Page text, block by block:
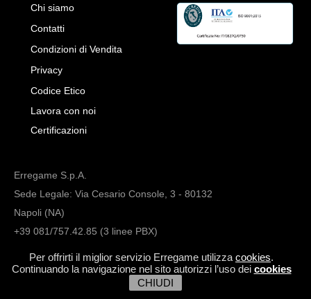
Per offrirti il miglior servizio Erregame utilizza cookies.
Continuando la navigazione nel sito autorizzi l’uso dei cookies
CHIUDI
Chi siamo
Contatti
Condizioni di Vendita
Privacy
Codice Etico
Lavora con noi
Certificazioni
Erregame S.p.A.
Sede Legale: Via Cesario Console, 3 - 80132
Napoli (NA)
+39 081/757.42.85 (3 linee PBX)